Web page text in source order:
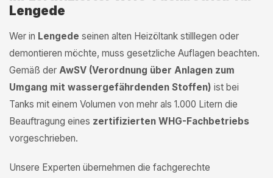
Lengede
Wer in Lengede seinen alten Heizöltank stilllegen oder
demontieren möchte, muss gesetzliche Auflagen beachten.
Gemäß der AwSV (Verordnung über Anlagen zum
Umgang mit wassergefährdenden Stoffen) ist bei
Tanks mit einem Volumen von mehr als 1.000 Litern die
Beauftragung eines zertifizierten WHG-Fachbetriebs
vorgeschrieben.
Unsere Experten übernehmen die fachgerechte